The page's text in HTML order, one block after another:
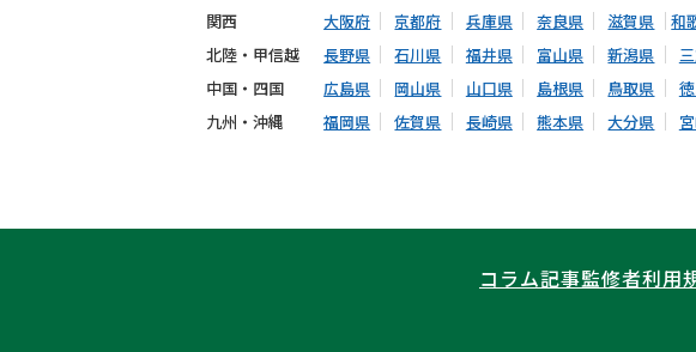
関西
大阪府 京都府 兵庫県 奈良県 滋賀県
和
北陸・甲信越
長野県 石川県 福井県 富山県 新潟県
中国・四国
広島県 岡山県 山口県 島根県 鳥取県
九州・沖縄
福岡県 佐賀県 長崎県 熊本県 大分県
コラム記事監修者利用